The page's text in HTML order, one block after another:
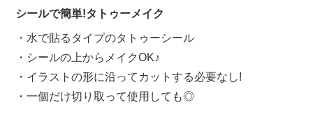
シールで簡単!タトゥーメイク
・水で貼るタイプのタトゥーシール
・シールの上からメイクOK♪
・イラストの形に沿ってカットする必要なし!
・一個だけ切り取って使用しても◎